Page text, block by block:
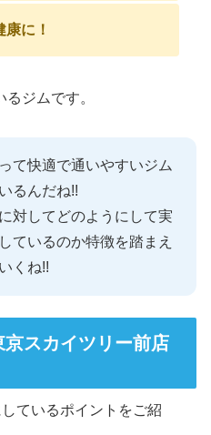
康に！
ジムです。
て快適で通いやすいジム
るんだね!!
対してどのようにして実
ているのか特徴を踏まえ
くね!!
スカイツリー前店
ているポイントをご紹